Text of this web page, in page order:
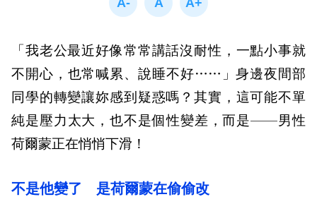
「我老公最近好像常常講話沒耐性，一點小事就
不開心，也常喊累、說睡不好……」身邊夜間部
同學的轉變讓妳感到疑惑嗎？其實，這可能不單
純是壓力太大，也不是個性變差，而是——男性
荷爾蒙正在悄悄下滑！
不是他變了 是荷爾蒙在偷偷改